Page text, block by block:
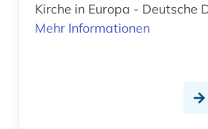
chronik (1)
Kirche in Europa - Deutsche
Mehr Informationen